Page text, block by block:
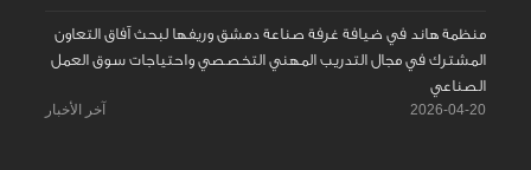
منظمة هاند في ضيافة غرفة صناعة دمشق وريفها لبحث آفاق التعاون
المشترك في مجال التدريب المهني التخصصي واحتياجات سوق العمل
الصناعي
2026-04-20 آخر الأخبار